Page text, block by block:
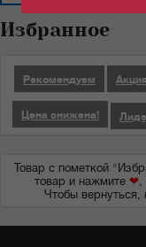
Избранное
Рекомендуем Акция
Цена снижена!
Товар с пометкой
товар и нажмите ❤
Чтобы вернуться,